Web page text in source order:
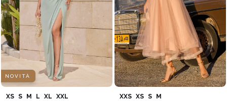
NOVITÀ
XS S M L XL
XXL
XXS XS S
M